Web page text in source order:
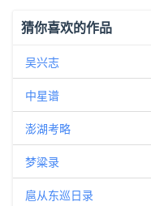
猜你喜欢的作品
吴兴志
中星谱
澎湖考略
梦粱录
扈从东巡日录